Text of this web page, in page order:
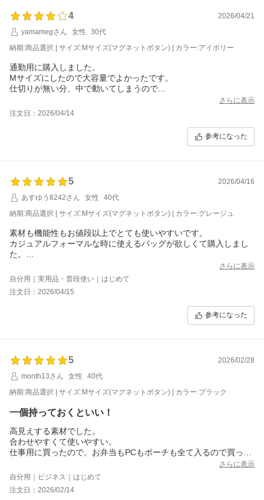
4
2026/04/21
yamamegさん
女性
30代
納期:商品選択 | サイズ:Mサイズ(マグネットボタン) | カラー:アイボリー
通勤用に購入しました。
Mサイズにしたので大容量でよかったです。
仕切りが無い分、中で動いてしまうので
さらに表示
注文日：2026/04/14
参考になった
5
2026/04/16
あすゆう8242さん
女性
40代
納期:商品選択 | サイズ:Mサイズ(マグネットボタン) | カラー:グレージュ
素材も機能性もお値段以上でとても使いやすいです。
カジュアルフォーマルな時に使えるバッグが欲しくて購入しまし
た。
サイズもツーサイズあってカラーバリエーションも豊富なので
今回は大きいサイズを購入しましたが
小さいサイズもリピートしたいと思いました。
さらに表示
自分用｜実用品・普段使い｜はじめて
注文日：2026/04/15
参考になった
5
2026/02/28
month13さん
女性
40代
納期:商品選択 | サイズ:Mサイズ(マグネットボタン) | カラー:ブラック
一個持っておくといい！
高見えする素材でした。
合わせやすくて使いやすい。
仕事用に買ったので、お弁当もPCもポーチも全て入るので買って
さらに表示
自分用｜ビジネス｜はじめて
注文日：2026/02/14